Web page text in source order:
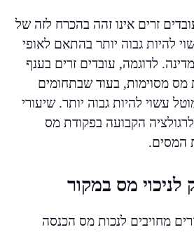
זרים אינו זהה בהכרח לזה של
להיות גבוה יותר בהתאם לאופי
לדוגמה, עובדים זרים בענף
מס מסוימות, בעוד שבתחומים
עשוי להיות גבוה יותר. שיעורי
הקבועה בפקודת מס
המסים.
מס במקור
מחויבים לנכות מס הכנסה